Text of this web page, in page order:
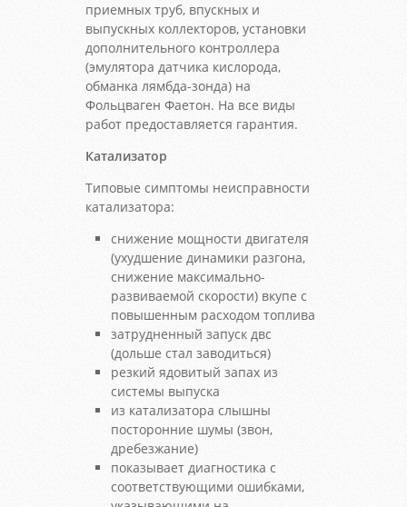
приемных труб, впускных и
выпускных коллекторов, установки
дополнительного контроллера
(эмулятора датчика кислорода,
обманка лямбда-зонда) на
Фольцваген Фаетон. На все виды
работ предоставляется гарантия.
Катализатор
Типовые симптомы неисправности
катализатора:
снижение мощности двигателя
(ухудшение динамики разгона,
снижение максимально-
развиваемой скорости) вкупе с
повышенным расходом топлива
затрудненный запуск двс
(дольше стал заводиться)
резкий ядовитый запах из
системы выпуска
из катализатора слышны
посторонние шумы (звон,
дребезжание)
показывает диагностика с
соответствующими ошибками,